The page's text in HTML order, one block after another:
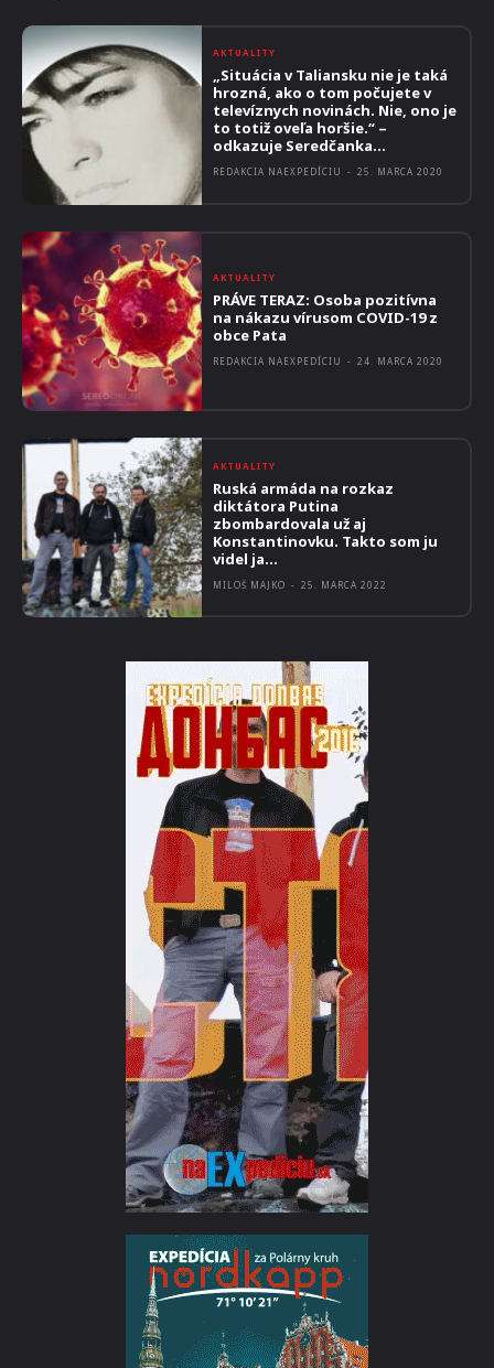
AKTUALITY
„Situácia v Taliansku nie je taká
hrozná, ako o tom počujete v
televíznych novinách. Nie, ono je
to totiž oveľa horšie.“ –
odkazuje Seredčanka...
REDAKCIA NAEXPEDÍCIU - 25. MARCA 2020
AKTUALITY
PRÁVE TERAZ: Osoba pozitívna
na nákazu vírusom COVID-19 z
obce Pata
REDAKCIA NAEXPEDÍCIU - 24. MARCA 2020
AKTUALITY
Ruská armáda na rozkaz
diktátora Putina
zbombardovala už aj
Konstantinovku. Takto som ju
videl ja…
MILOŠ MAJKO - 25. MARCA 2022